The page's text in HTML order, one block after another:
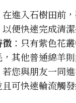
在進入石樹田前
便快速完成清潔
徵 ：只有紫色花
其他普通綿羊
若您與朋友一同
可快速輪流觸